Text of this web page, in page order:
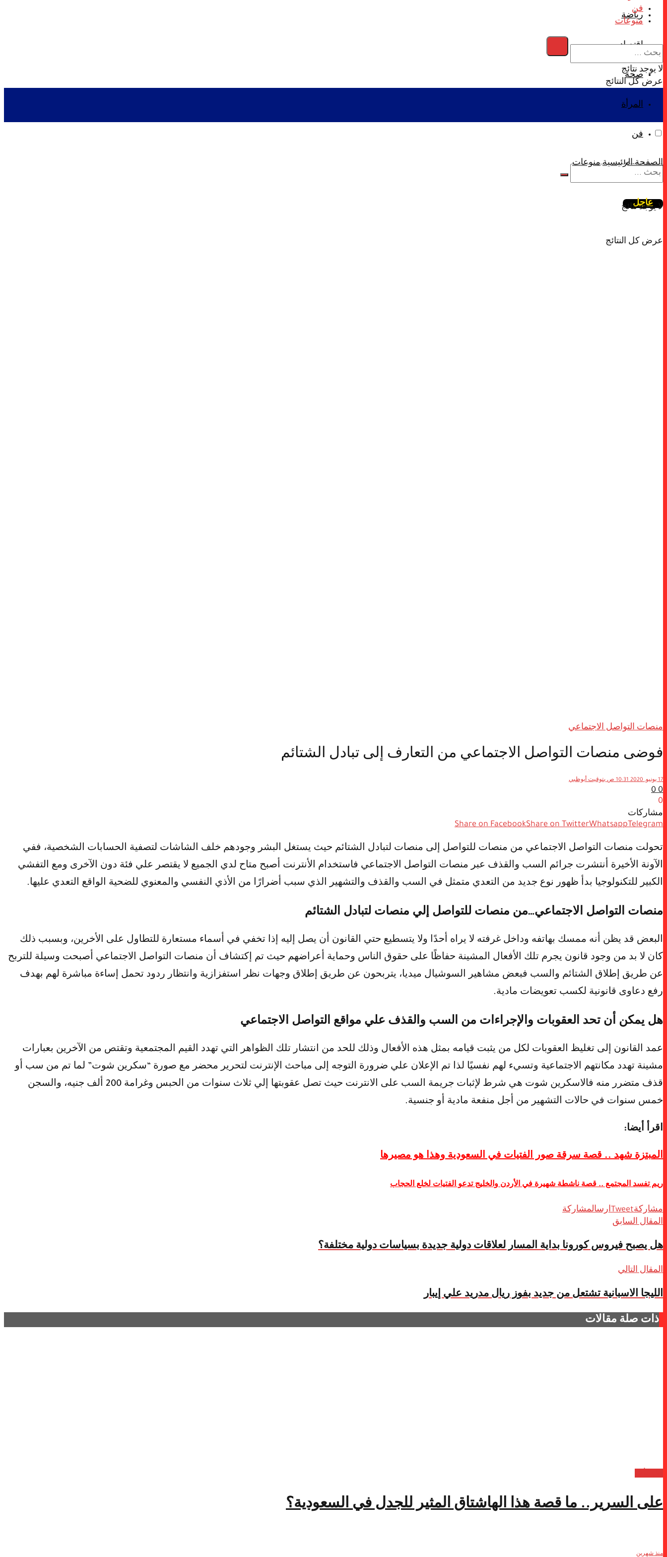
رياضة
اقتصاد
صحة
المرأة
فن
منوعات
عاجل
فن
منوعات
لا يوجد نتائج
عرض كل النتائج
لا يوجد نتائج
عرض كل النتائج
الصفحة الرئيسية منوعات
منصات التواصل الاجتماعي
فوضى منصات التواصل الاجتماعي من التعارف إلى تبادل الشتائم
17 يونيو, 2020 10:31 ص بتوقيت أبوظبي
0
0
0
مشاركات
Share on FacebookShare on TwitterWhatsappTelegram
تحولت منصات التواصل الاجتماعي من منصات للتواصل إلى منصات لتبادل الشتائم حيث يستغل البشر وجودهم خلف الشاشات لتصفية الحسابات الشخصية، ففي
الآونة الأخيرة أنتشرت جرائم السب والقذف عبر منصات التواصل الاجتماعي فاستخدام الأنترنت أصبح متاح لدي الجميع لا يقتصر علي فئة دون الآخرى ومع التفشي
الكبير للتكنولوجيا بدأ ظهور نوع جديد من التعدي متمثل في السب والقذف والتشهير الذي سبب أضرارًا من الأذي النفسي والمعنوي للضحية الواقع التعدي عليها.
منصات التواصل الاجتماعي…من منصات للتواصل إلي منصات لتبادل الشتائم
البعض قد يظن أنه ممسك بهاتفه وداخل غرفته لا يراه أحدًا ولا يتسطيع حتي القانون أن يصل إليه إذا تخفي في أسماء مستعارة للتطاول على الأخرين، وبسبب ذلك
كان لا بد من وجود قانون يجرم تلك الأفعال المشينة حفاظًا على حقوق الناس وحماية أعراضهم حيث تم إكتشاف أن منصات التواصل الاجتماعي أصبحت وسيلة للتربح
عن طريق إطلاق الشتائم والسب فبعض مشاهير السوشيال ميديا، يتربحون عن طريق إطلاق وجهات نظر استفزازية وانتظار ردود تحمل إساءة مباشرة لهم بهدف
رفع دعاوى قانونية لكسب تعويضات مادية.
هل يمكن أن تحد العقوبات والإجراءات من السب والقذف علي مواقع التواصل الاجتماعي
عمد القانون إلى تغليظ العقوبات لكل من يثبت قيامه بمثل هذه الأفعال وذلك للحد من انتشار تلك الظواهر التي تهدد القيم المجتمعية وتقتص من الآخرين بعبارات
مشينة تهدد مكانتهم الاجتماعية وتسيء لهم نفسيًا لذا تم الإعلان علي ضرورة التوجه إلى مباحث الإنترنت لتحرير محضر مع صورة “سكرين شوت” لما تم من سب أو
قذف متضرر منه فالاسكرين شوت هي شرط لإثبات جريمة السب على الانترنت حيث تصل عقوبتها إلي ثلاث سنوات من الحبس وغرامة 200 ألف جنيه، والسجن
خمس سنوات في حالات التشهير من أجل منفعة مادية أو جنسية.
اقرأ أيضا:
المبتزة شهد .. قصة سرقة صور الفتيات في السعودية وهذا هو مصيرها
ريم تفسد المجتمع .. قصة ناشطة شهيرة في الأردن والخليج تدعو الفتيات لخلع الحجاب
مشاركةTweetارسالمشاركة
المقال السابق
هل يصبح فيروس كورونا بداية المسار لعلاقات دولية جديدة بسياسات دولية مختلفة؟
المقال التالي
الليجا الاسبانية تشتعل من جديد بفوز ريال مدريد علي إيبار
ذات صلة مقالات
على السرير.. ما قصة هذا الهاشتاق المثير للجدل في السعودية؟
منذ شهرين